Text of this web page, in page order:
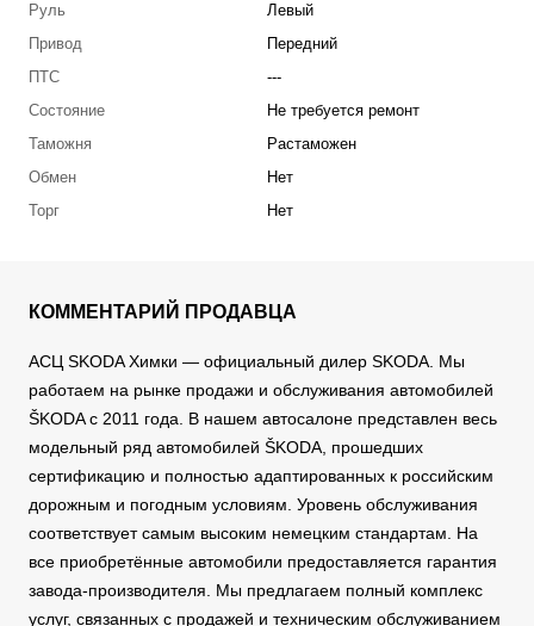
Руль
Левый
Привод
Передний
ПТС
---
Состояние
Не требуется ремонт
Таможня
Растаможен
Обмен
Нет
Торг
Нет
КОММЕНТАРИЙ ПРОДАВЦА
АСЦ SKODA Химки — официальный дилер SKODA. Мы
работаем на рынке продажи и обслуживания автомобилей
ŠKODA с 2011 года. В нашем автосалоне представлен весь
модельный ряд автомобилей ŠKODA, прошедших
сертификацию и полностью адаптированных к российским
дорожным и погодным условиям. Уровень обслуживания
соответствует самым высоким немецким стандартам. На
все приобретённые автомобили предоставляется гарантия
завода-производителя. Мы предлагаем полный комплекс
услуг, связанных с продажей и техническим обслуживанием